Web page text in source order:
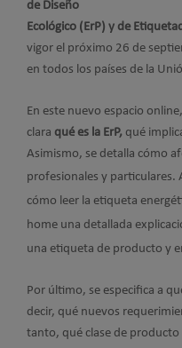
de Diseño
Ecológico (ErP) y de
vigor el próximo 26 de
en todos los países de la
En este nuevo espacio
clara qué es la ErP, qué
Asimismo, se detalla cómo
profesionales y particulares.
cómo leer la etiqueta
home una detallada
una etiqueta de producto y
Por último, se especifica a
decir, qué nuevos
tanto, qué clase de